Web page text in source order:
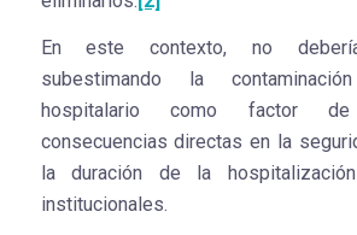
En este contexto, no
subestimando la
hospitalario como factor
consecuencias directas en la
la duración de la
institucionales.